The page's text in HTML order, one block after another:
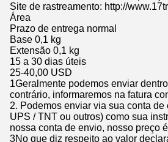
Site de rastreamento: http://
Área
Prazo de entrega normal
Base 0,1 kg
Extensão 0,1 kg
15 a 30 dias úteis
25-40,00 USD
1Geralmente podemos enviar
contrário, informaremos na fatura
2. Podemos enviar via sua conta
UPS / TNT ou outros) como sua
nossa conta de envio, nosso preço
3No que diz respeito ao valor